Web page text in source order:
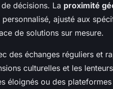
décisions. La proximité
personnalisé, ajusté aux
de solutions sur mesure.
des échanges réguliers et
culturelles et les
éloignés ou des